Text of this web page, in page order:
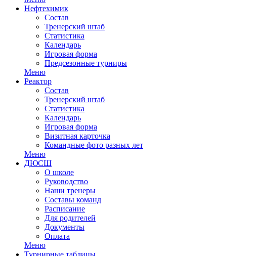
Нефтехимик
Состав
Тренерский штаб
Статистика
Календарь
Игровая форма
Предсезонные турниры
Меню
Реактор
Состав
Тренерский штаб
Статистика
Календарь
Игровая форма
Визитная карточка
Командные фото разных лет
Меню
ДЮСШ
О школе
Руководство
Наши тренеры
Составы команд
Расписание
Для родителей
Документы
Оплата
Меню
Турнирные таблицы